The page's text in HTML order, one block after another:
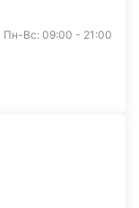
Пн-Вс: 09:00 - 21:00